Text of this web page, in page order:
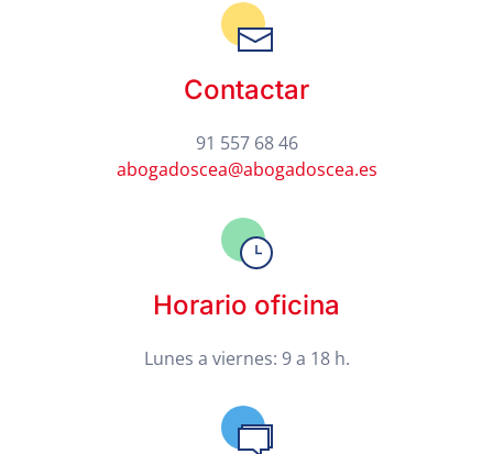
Contactar
91 557 68 46
abogadoscea@abogadoscea.es
Horario oficina
Lunes a viernes: 9 a 18 h.